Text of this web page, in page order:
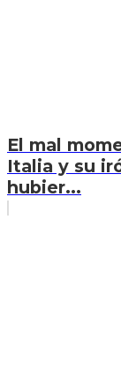
El mal
Italia y su
hubier...